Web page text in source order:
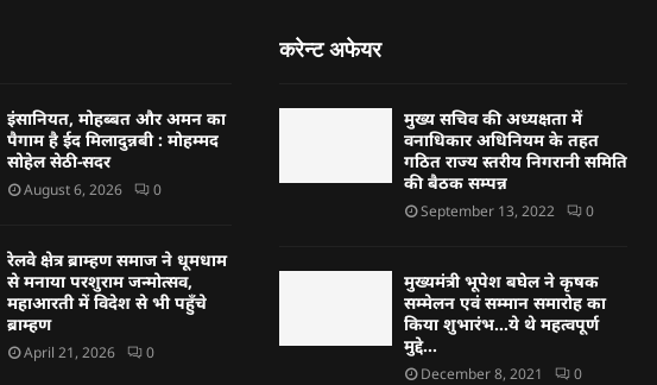
इंसानियत, मोहब्बत और अमन का
पैगाम है ईद मिलादुन्नबी : मोहम्मद
सोहेल सेठी-सदर
August 6, 2026 0
रेलवे क्षेत्र ब्राम्हण समाज ने धूमधाम
से मनाया परशुराम जन्मोत्सव,
महाआरती में विदेश से भी पहुँचे
ब्राम्हण
April 21, 2026 0
करेन्ट अफेयर
मुख्य सचिव की अध्यक्षता में
वनाधिकार अधिनियम के तहत
गठित राज्य स्तरीय निगरानी समिति
की बैठक सम्पन्न
September 13, 2022 0
मुख्यमंत्री भूपेश बघेल ने कृषक
सम्मेलन एवं सम्मान समारोह का
किया शुभारंभ…ये थे महत्वपूर्ण
मुद्दे…
December 8, 2021 0